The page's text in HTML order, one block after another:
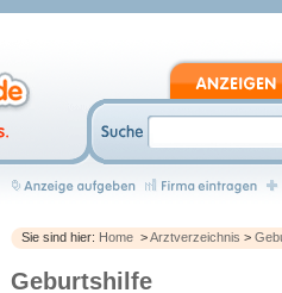
Sie sind hier: Home >Arztverzeichnis >
Geburtshilfe